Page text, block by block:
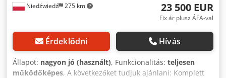
Niedźwiedź 275 km 23 500 EUR
Fix ár plusz ÁFA-val
Érdeklődni Hívás
Állapot: nagyon jó (használt), Funkcionalitás: teljesen
működőképes, A következőket tudjuk ajánlani: Komplett